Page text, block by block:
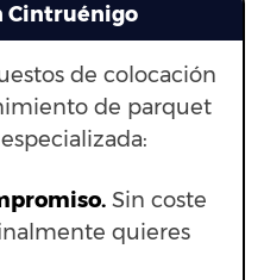
Cintruénigo
de colocación
de parquet
Sin coste
quieres